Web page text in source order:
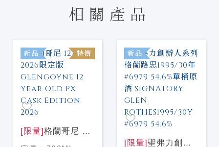
相關產品
新品 特價
[限量] 格蘭哥尼 12
年PX 2026限定版
新品
[限量] 聖弗力創辦